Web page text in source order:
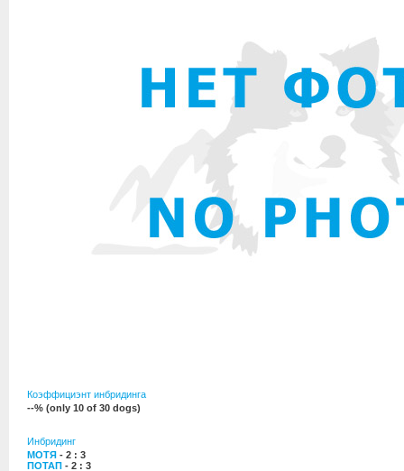
Коэффициэнт инбридинга
--% (only 10 of 30 dogs)
Инбридинг
МОТЯ - 2 : 3
ПОТАП - 2 : 3